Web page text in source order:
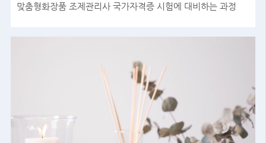
맞춤형화장품 조제관리사 국가자격증 시험에 대비하는 과정